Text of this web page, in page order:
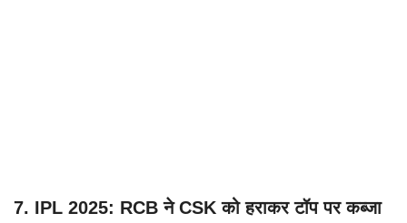
7. IPL 2025: RCB ने CSK को हराकर टॉप पर कब्जा